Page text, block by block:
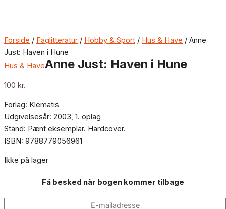
Forside / Faglitteratur / Hobby & Sport / Hus & Have / Anne
Just: Haven i Hune
Hus & HaveAnne Just: Haven i Hune
100 kr.
Forlag: Klematis
Udgivelsesår: 2003, 1. oplag
Stand: Pænt eksemplar. Hardcover.
ISBN: 9788779056961
Ikke på lager
Få besked når bogen kommer tilbage